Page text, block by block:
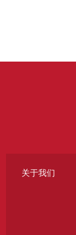
关于我们